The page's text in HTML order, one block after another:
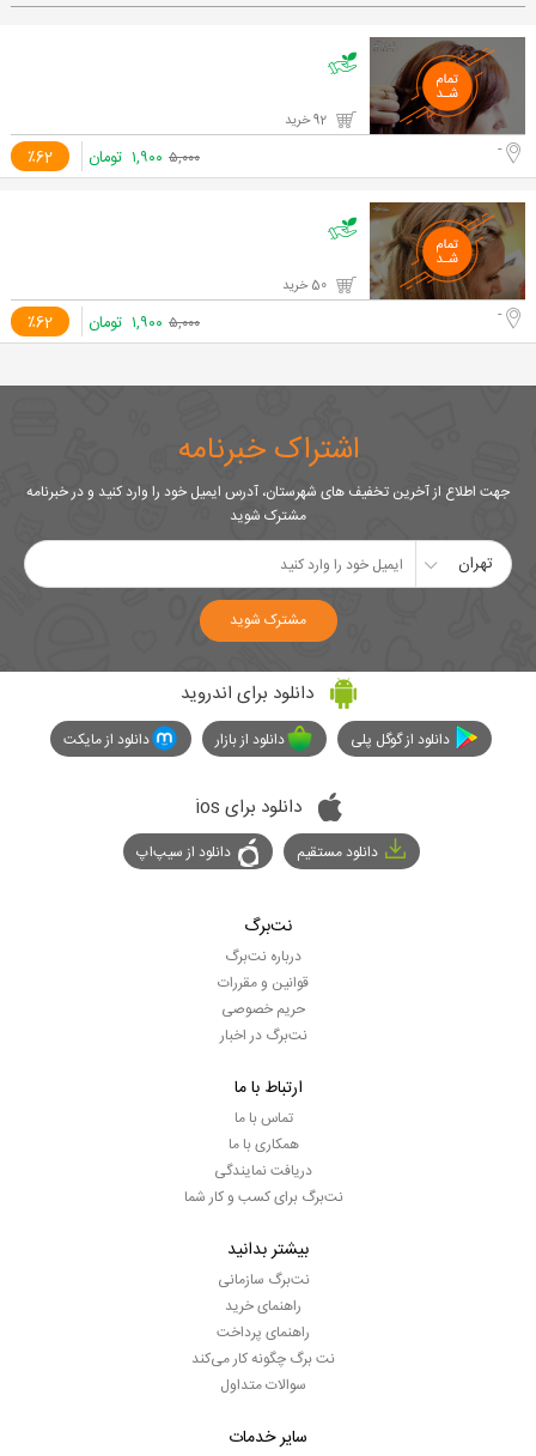
٪62 - ۵,۰۰۰ ۱,۹۰۰ تومان
٪62 - ۵,۰۰۰ ۱,۹۰۰ تومان
اشتراک خبرنامه
جهت اطلاع از آخرین تخفیف های شهرستان، آدرس ایمیل خود را وارد کنید و در خبرنامه
مشترک شوید
تهران
مشترک شوید
دانلود برای اندروید
دانلود از گوگل پلی دانلود از بازار دانلود از مایکت
دانلود برای ios
دانلود مستقیم دانلود از سیپ‌اپ
نت‌برگ
درباره نت‌برگ
قوانین و مقررات
حریم خصوصی
نت‌برگ در اخبار
ارتباط با ما
تماس با ما
همکاری با ما
دریافت نمایندگی
نت‌برگ برای کسب و کار شما
بیشتر بدانید
نت‌برگ سازمانی
راهنمای خرید
راهنمای پرداخت
نت برگ چگونه کار می‌کند
سوالات متداول
سایر خدمات